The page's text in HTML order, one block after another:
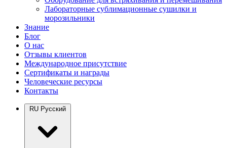
Лабораторные сублимационные сушилки и
морозильники
Знание
Блог
О нас
Отзывы клиентов
Международное присутствие
Сертификаты и награды
Человеческие ресурсы
Контакты
RU Русский